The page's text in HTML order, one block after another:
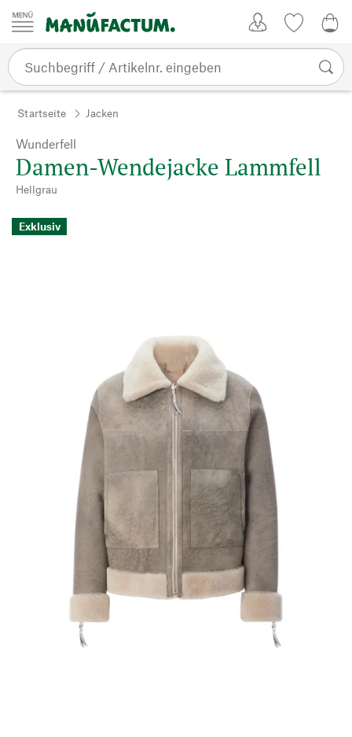
Zum Inhalt springen
Startseite Jacken
Wunderfell
Damen-Wendejacke Lammfell
Hellgrau
Exklusiv